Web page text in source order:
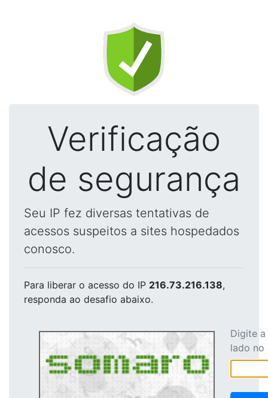
Verificação
de segurança
Seu IP fez diversas tentativas de
acessos suspeitos a sites hospedados
conosco.
Para liberar o acesso do IP 216.73.216.138,
responda ao desafio abaixo.
Digite
lado no